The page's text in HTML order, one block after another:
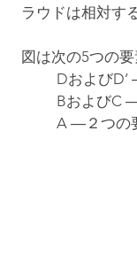
ラウドは相対す
図は次の5つの要
DおよびD’
BおよびC
A ―２つ